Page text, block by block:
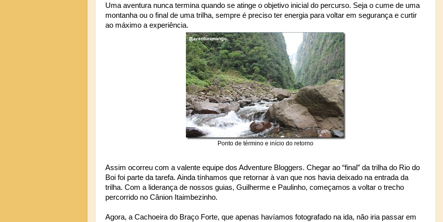
Uma aventura nunca termina quando se atinge o objetivo inicial do percurso. Seja o cume de uma
montanha ou o final de uma trilha, sempre é preciso ter energia para voltar em segurança e curtir
ao máximo a experiência.
Ponto de término e início do retorno
Assim ocorreu com a valente equipe dos Adventure Bloggers. Chegar ao “final” da trilha do Rio do
Boi foi parte da tarefa. Ainda tínhamos que retornar à van que nos havia deixado na entrada da
trilha. Com a liderança de nossos guias, Guilherme e Paulinho, começamos a voltar o trecho
percorrido no Cânion Itaimbezinho.
Agora, a Cachoeira do Braço Forte, que apenas havíamos fotografado na ida, não iria passar em